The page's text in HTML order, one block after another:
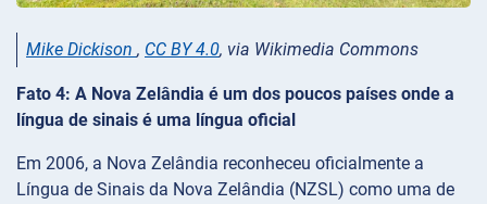
Mike Dickison , CC BY 4.0, via Wikimedia Commons
Fato 4: A Nova Zelândia é um dos poucos países onde a
língua de sinais é uma língua oficial
Em 2006, a Nova Zelândia reconheceu oficialmente a
Língua de Sinais da Nova Zelândia (NZSL) como uma de